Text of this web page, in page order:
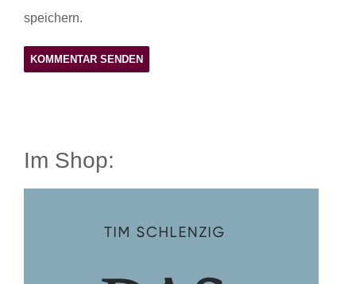
speichern.
Im Shop: